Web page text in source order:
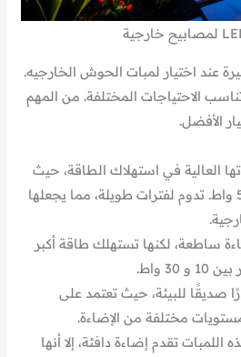
عند اختيار لمبات الحوش الخارجيه.
الاحتياجات المختلفة. من المهم
الأفضل.
العالية في استهلاك الطاقة، حيث
تتراوح قدرتها من 5 إلى 50 واط. تدوم لفترات طويلة، مما يجعلها
ساطعة، لكنها تستهلك طاقة أكبر
صديقًا للبيئة، حيث تعتمد على
مختلفة من الإضاءة.
تقدم إضاءة دافئة، إلا أنها